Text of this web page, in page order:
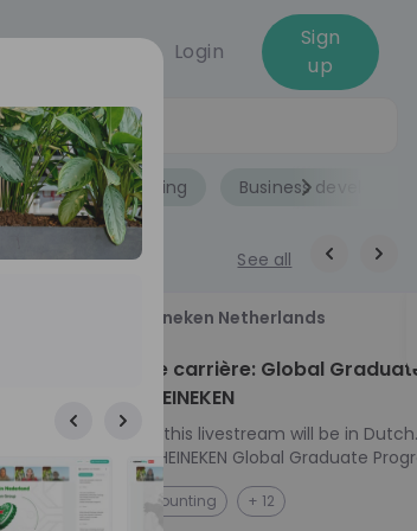
Login
Sign
up
Role Accounting Business
See all
Heineken Netherlands
Kickstart je carrière: Global
Program HEINEKEN
Please note: this livestream will be in Dutch.
Ontdek het HEINEKEN Global Graduate
Jouw Wereldwijde Carrière Start Hier! 🌍 Ben jij
klaar voor een avontuur dat jouw carrière
NL Accounting + 12